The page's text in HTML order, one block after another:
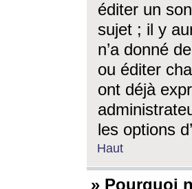
éditer un
sujet ; il y
n’a donné
ou éditer
ont déjà
les options
Haut
» Pourquoi